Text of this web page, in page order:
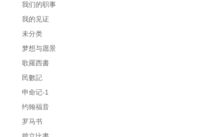
我们的职事
我的见证
未分类
梦想与愿景
歌羅西書
民數記
申命记-1
约翰福音
罗马书